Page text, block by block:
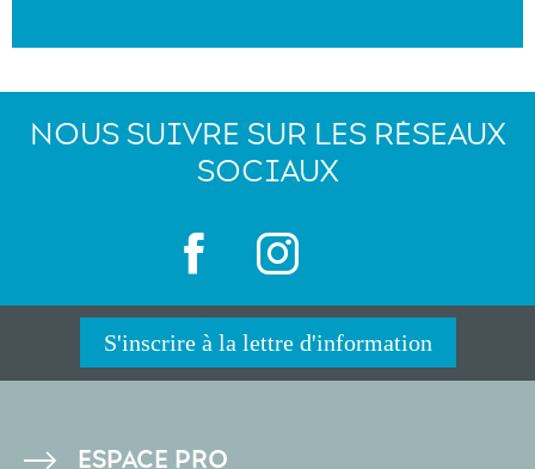
NOUS SUIVRE SUR LES RÉSEAUX
SOCIAUX
S'inscrire à la lettre d'information
PIEDESPACE PRO